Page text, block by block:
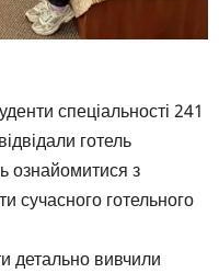
спеціальності 241
готель
ознайомитися з
сучасного готельного
детально вивчили